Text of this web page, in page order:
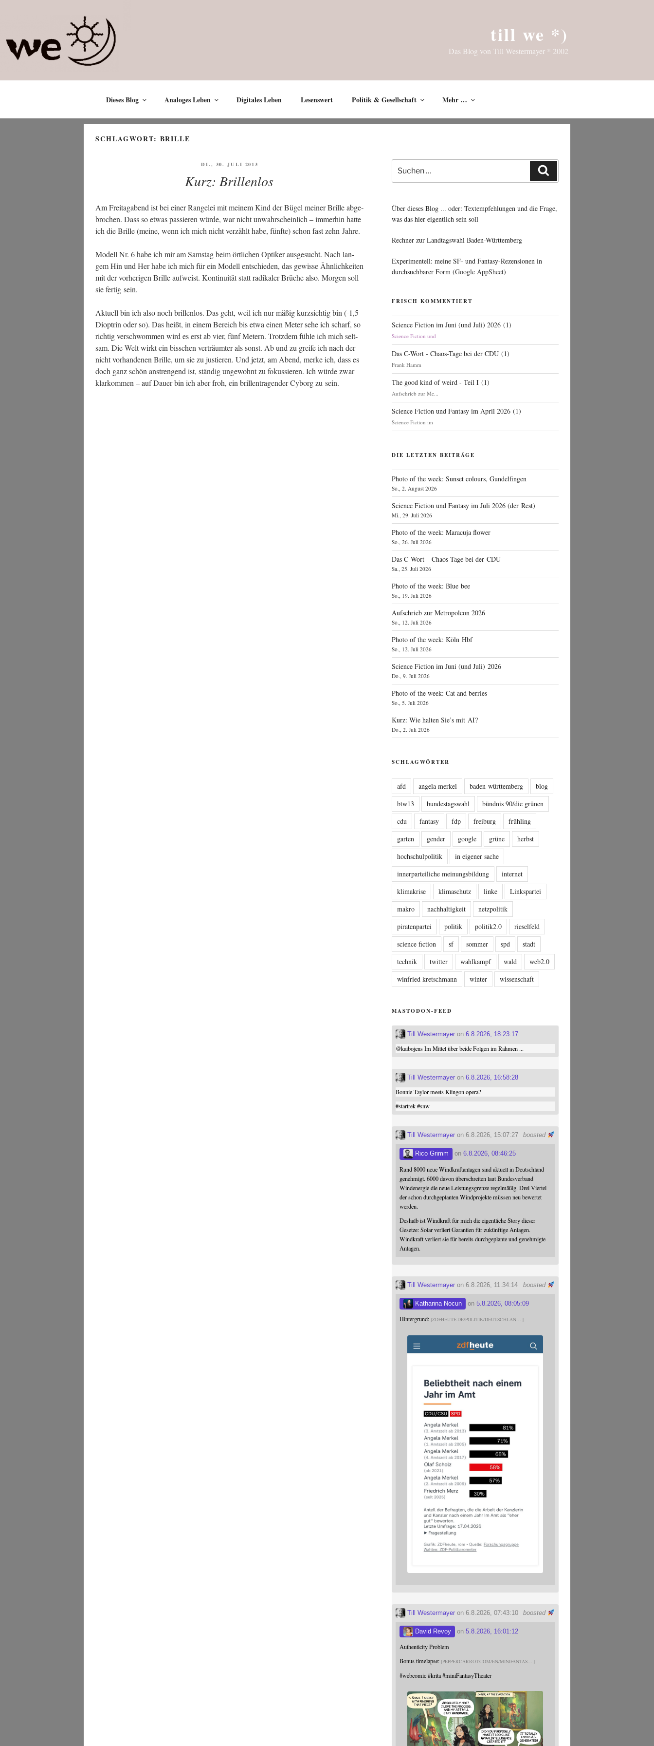
till we *)
Das Blog von Till Westermayer * 2002
Dieses Blog Analoges Leben Digitales Leben Lesenswert Politik & Gesellschaft Mehr …
SCHLAGWORT: BRILLE
VERÖFFENTLICHT
DI., 30. JULI 2013
Kurz: Brillenlos
Am Frei­tag­abend ist bei einer Ran­ge­lei mit mei­nem Kind der Bügel mei­ner Bril­le abge­
bro­chen. Dass so etwas pas­sie­ren wür­de, war nicht unwahr­schein­lich – immer­hin hat­te
ich die Bril­le (mei­ne, wenn ich mich nicht ver­zählt habe, fünf­te) schon fast zehn Jahre.
Modell Nr. 6 habe ich mir am Sams­tag beim ört­li­chen Opti­ker aus­ge­sucht. Nach lan­
gem Hin und Her habe ich mich für ein Modell ent­schie­den, das gewis­se Ähn­lich­kei­ten
mit der vor­he­ri­gen Bril­le auf­weist. Kon­ti­nui­tät statt radi­ka­ler Brü­che also. Mor­gen soll
sie fer­tig sein.
Aktu­ell bin ich also noch bril­len­los. Das geht, weil ich nur mäßig kurz­sich­tig bin (-1,5
Diop­trin oder so). Das heißt, in einem Bereich bis etwa einen Meter sehe ich scharf, so
rich­tig ver­schwom­men wird es erst ab vier, fünf Metern. Trotz­dem füh­le ich mich selt­
sam. Die Welt wirkt ein biss­chen ver­träum­ter als sonst. Ab und zu grei­fe ich nach der
nicht vor­han­de­nen Bril­le, um sie zu jus­tie­ren. Und jetzt, am Abend, mer­ke ich, dass es
doch ganz schön anstren­gend ist, stän­dig unge­wohnt zu fokus­sie­ren. Ich wür­de zwar
klar­kom­men – auf Dau­er bin ich aber froh, ein bril­len­tra­gen­der Cyborg zu sein.
Suche
nach:
Über dieses Blog ... oder: Textempfehlungen und die Frage,
was das hier eigentlich sein soll
Rechner zur Landtagswahl Baden-Württemberg
Experimentell: meine SF- und Fantasy-Rezensionen in
durchsuchbarer Form (Google AppSheet)
FRISCH KOMMENTIERT
Science Fiction im Juni (und Juli) 2026 (1)
Science Fiction und
Das C-Wort - Chaos-Tage bei der CDU (1)
Frank Hamm
The good kind of weird - Teil I (1)
Aufschrieb zur Me...
Science Fiction und Fantasy im April 2026 (1)
Science Fiction im
DIE LETZTEN BEITRÄGE
Photo of the week: Sunset colours, Gundelfingen
So., 2. August 2026
Science Fiction und Fantasy im Juli 2026 (der Rest)
Mi., 29. Juli 2026
Photo of the week: Maracuja flower
So., 26. Juli 2026
Das C‑Wort – Chaos-Tage bei der CDU
Sa., 25. Juli 2026
Photo of the week: Blue bee
So., 19. Juli 2026
Aufschrieb zur Metropolcon 2026
So., 12. Juli 2026
Photo of the week: Köln Hbf
So., 12. Juli 2026
Science Fiction im Juni (und Juli) 2026
Do., 9. Juli 2026
Photo of the week: Cat and berries
So., 5. Juli 2026
Kurz: Wie halten Sie’s mit AI?
Do., 2. Juli 2026
SCHLAGWÖRTER
afd angela merkel baden-württemberg
blog
btw13
bundestagswahl
bündnis 90/die grünen
cdu
fantasy fdp freiburg
frühling
garten
gender google grüne
herbst
hochschulpolitik
in eigener sache
innerparteiliche meinungsbildung
internet
klimakrise
klimaschutz linke
Linkspartei
makro
nachhaltigkeit
netzpolitik
piratenpartei
politik politik2.0
rieselfeld
science fiction
sf sommer spd
stadt
technik
twitter wahlkampf wald
web2.0
winfried kretschmann
winter wissenschaft
MASTODON-FEED
Till Westermayer on6.8.2026, 18:23:17
@kaibojensIm Mittel über beide Folgen im Rahmen ...
Till Westermayer on6.8.2026, 16:58:28
Bonnie Taylor meets Klingon opera?
#startrek #snw
boosted
Till Westermayer on 6.8.2026, 15:07:27
Rico Grimm on6.8.2026, 08:46:25
Rund 8000 neue Windkraftanlagen sind aktuell in Deutschland
genehmigt. 6000 davon überschreiten laut Bundesverband
Windenergie die neue Leistungsgrenze regelmäßig. Drei Viertel
der schon durchgeplanten Windprojekte müssen neu bewertet
werden.
Deshalb ist Windkraft für mich die eigentliche Story dieser
Gesetze: Solar verliert Garantien für zukünftige Anlagen.
Windkraft verliert sie für bereits durchgeplante und genehmigte
Anlagen.
boosted
Till Westermayer on 6.8.2026, 11:34:14
Katharina Nocun on5.8.2026, 08:05:09
Hintergrund: ZDFHEUTE.DE/POLITIK/DEUTSCHLAN
boosted
Till Westermayer on 6.8.2026, 07:43:10
David Revoy on5.8.2026, 16:01:12
Authenticity Problem
Bonus timelapse: PEPPERCARROT.COM/EN/MINIFANTAS
#webcomic #krita#miniFantasyTheater